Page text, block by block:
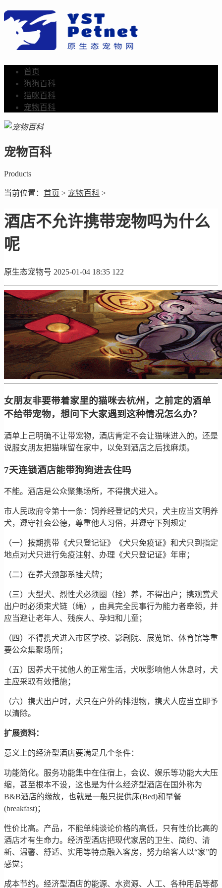
首页
狗狗百科
猫咪百科
宠物百科
宠物百科
Products
当前位置： 首页 > 宠物百科 >
酒店不允许携带宠物吗为什么
呢
原生态宠物号 2025-01-04 18:35 122
女朋友非要带着家里的猫咪去杭州，之前定的酒单
不给带宠物，想问下大家遇到这种情况怎么办？
酒单上己明确不让带宠物，酒店肯定不会让猫咪进入的。还是
说服女朋友把猫咪留在家中，以免到酒店之后找麻烦。
7天连锁酒店能带狗狗进去住吗
不能。酒店是公众聚集场所，不得携犬进入。
市人民政府令第十一条：饲养经登记的犬只，犬主应当文明养
犬，遵守社会公德，尊重他人习俗，并遵守下列规定
（一）按期携带《犬只登记证》《犬只免疫证》和犬只到指定
地点对犬只进行免疫注射、办理《犬只登记证》年审；
（二）在养犬颈部系挂犬牌；
（三）大型犬、烈性犬必须圈（拴）养，不得出户；携观赏犬
出户时必须束犬链（绳），由具完全民事行为能力者牵领，并
应当避让老年人、残疾人、孕妇和儿童；
（四）不得携犬进入市区学校、影剧院、展览馆、体育馆等重
要公众集聚场所；
（五）因养犬干扰他人的正常生活，犬吠影响他人休息时，犬
主应采取有效措施；
（六）携犬出户时，犬只在户外的排泄物，携犬人应当立即予
以清除。
扩展资料：
意义上的经济型酒店要满足几个条件：
功能简化。服务功能集中在住宿上，会议、娱乐等功能大大压
缩，甚至根本不设，这也是为什么经济型酒店在国外称为
B&B酒店的缘故，也就是一般只提供床(Bed)和早餐
(breakfast)；
性价比高。产品，不能单纯谈论价格的高低，只有性价比高的
酒店才有生命力。经济型酒店把现代家居的卫生、简约、清
新、温馨、舒适、实用等特点融入客房，努力给客人以“家”的
感觉；
成本节约。经济型酒店的能源、水资源、人工、各种用品等都